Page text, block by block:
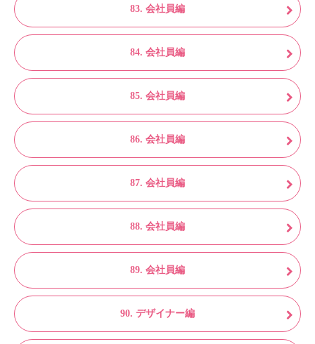
83. 会社員編
84. 会社員編
85. 会社員編
86. 会社員編
87. 会社員編
88. 会社員編
89. 会社員編
90. デザイナー編